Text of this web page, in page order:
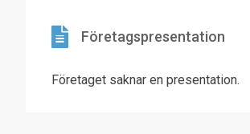
Företagspresentation
Företaget saknar en presentation.